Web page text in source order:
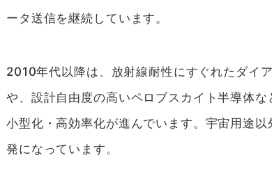
ータ送信を継続しています。
2010年代以降は、放射線耐性にすぐれたダイ
や、設計自由度の高いペロブスカイト半導体
小型化・高効率化が進んでいます。宇宙用途
発になっています。